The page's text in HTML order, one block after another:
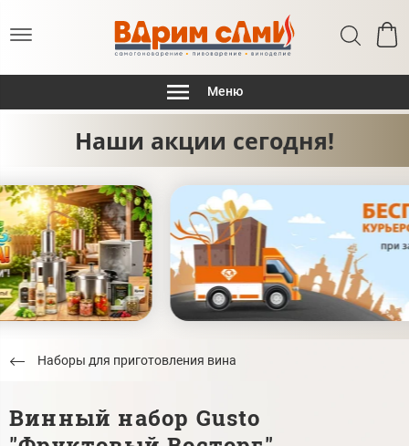
Меню
Наши акции сегодня!
Наборы для приготовления вина
Винный набор Gusto